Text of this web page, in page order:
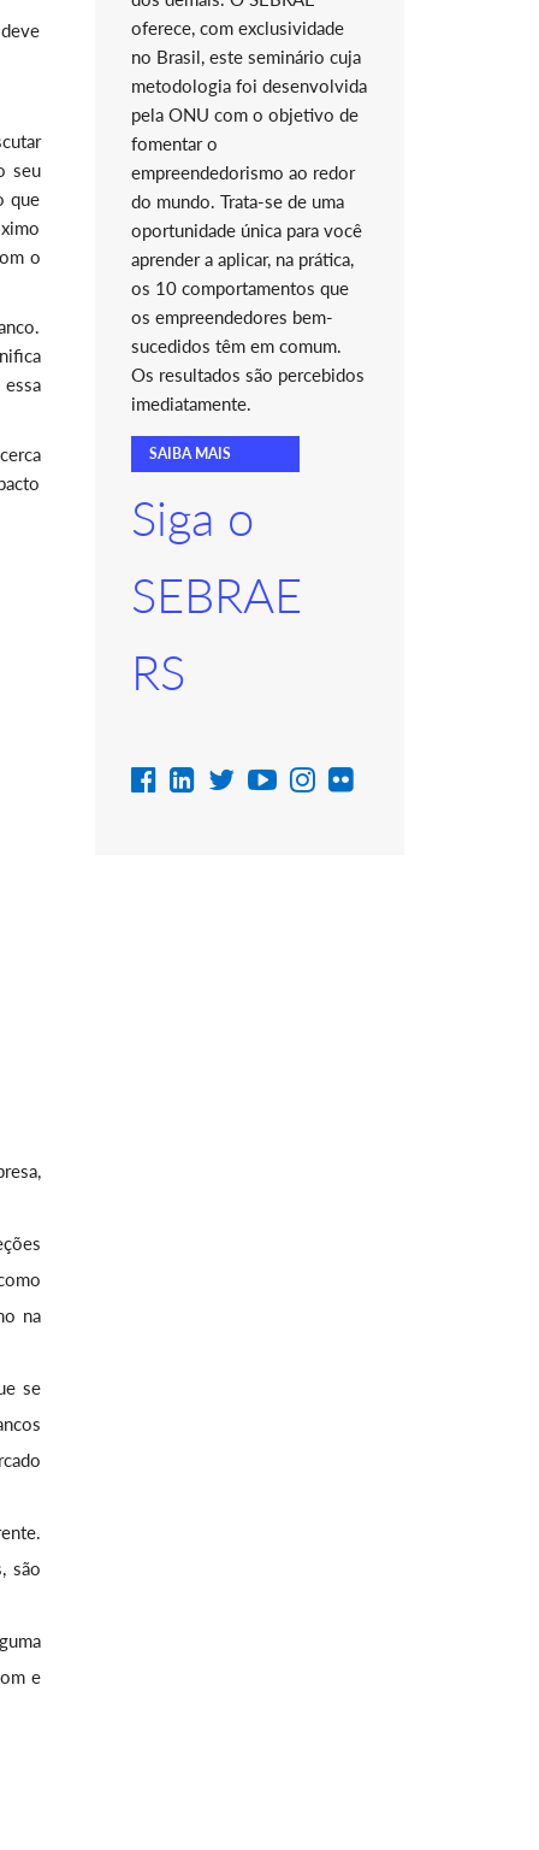
seu
que
o
na
se
são
e
oferece, com exclusividade
no Brasil, este seminário cuja
metodologia foi desenvolvida
pela ONU com o objetivo de
fomentar o
empreendedorismo ao redor
do mundo. Trata-se de uma
oportunidade única para você
aprender a aplicar, na prática,
os 10 comportamentos que
os empreendedores bem-
sucedidos têm em comum.
Os resultados são percebidos
imediatamente.
SAIBA MAIS
Siga o
SEBRAE
RS